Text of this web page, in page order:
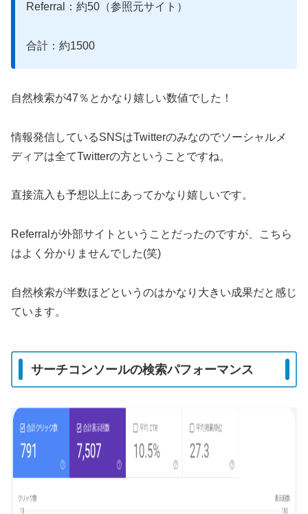
Referral：約50（参照元サイト）
合計：約1500
自然検索が47％とかなり嬉しい数値でした！
情報発信しているSNSはTwitterのみなのでソーシャルメ
ディアは全てTwitterの方ということですね。
直接流入も予想以上にあってかなり嬉しいです。
Referralが外部サイトということだったのですが、こちら
はよく分かりませんでした(笑)
自然検索が半数ほどというのはかなり大きい成果だと感じ
ています。
サーチコンソールの検索パフォーマンス